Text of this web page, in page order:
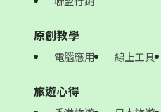
原創教學
電腦應用 線上工具
旅遊心得